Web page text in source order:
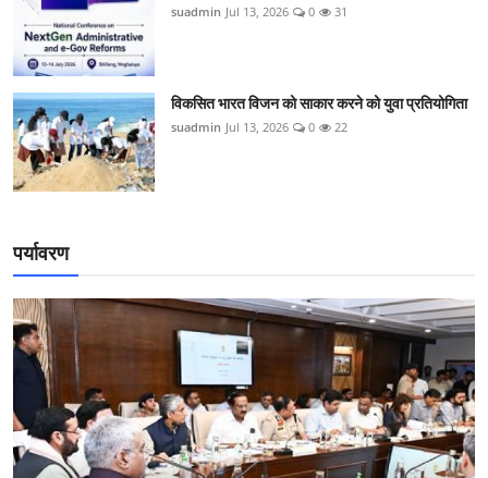
suadmin Jul 13, 2026 0 31
विकसित भारत विजन को साकार करने को युवा प्रतियोगिता
suadmin Jul 13, 2026 0 22
पर्यावरण